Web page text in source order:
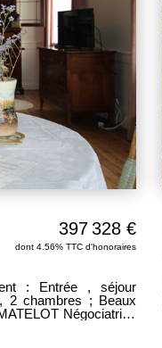
397 328 €
dont 4.56% TTC d'honoraires